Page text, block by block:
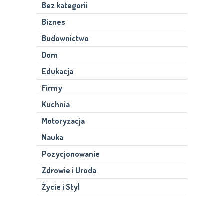
Bez kategorii
Biznes
Budownictwo
Dom
Edukacja
Firmy
Kuchnia
Motoryzacja
Nauka
Pozycjonowanie
Zdrowie i Uroda
Życie i Styl